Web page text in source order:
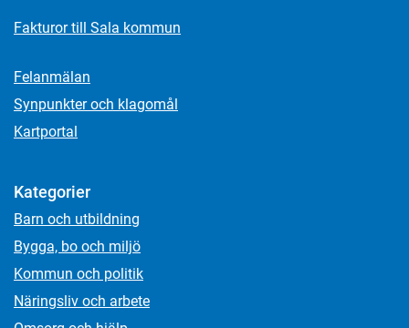
Fakturor till Sala kommun
Felanmälan
Synpunkter och klagomål
Kartportal
Kategorier
Barn och utbildning
Bygga, bo och miljö
Kommun och politik
Näringsliv och arbete